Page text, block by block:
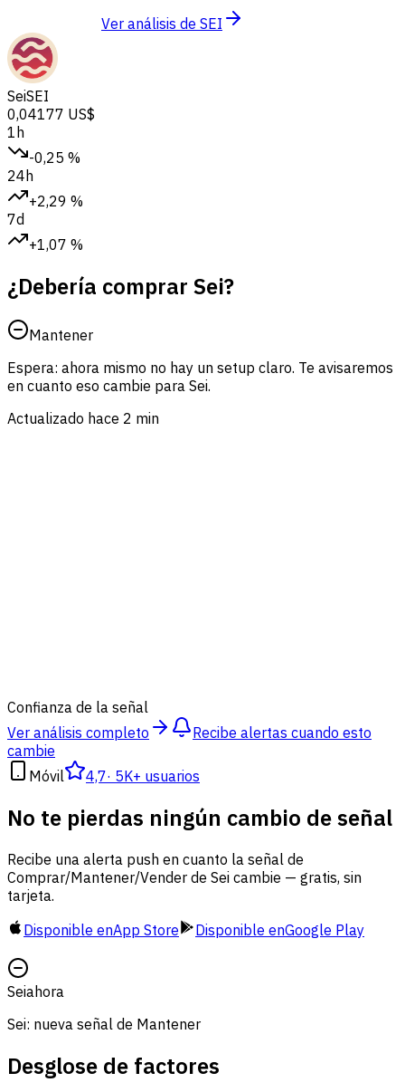
Ver análisis de SEI
SeiSEI
0,04177 US$
1h
-0,25 %
24h
+2,29 %
7d
+1,07 %
¿Debería comprar Sei?
Mantener
Espera: ahora mismo no hay un setup claro. Te avisaremos
en cuanto eso cambie para Sei.
Actualizado hace 2 min
Confianza de la señal
Ver análisis completo
Recibe alertas cuando esto
cambie
Móvil
4,7· 5K+ usuarios
No te pierdas ningún cambio de señal
Recibe una alerta push en cuanto la señal de
Comprar/Mantener/Vender de Sei cambie — gratis, sin
tarjeta.
Disponible enApp Store Disponible enGoogle Play
Seiahora
Sei: nueva señal de Mantener
Desglose de factores